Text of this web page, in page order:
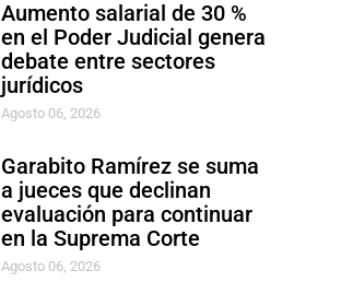
Aumento salarial de 30 %
en el Poder Judicial genera
debate entre sectores
jurídicos
Agosto 06, 2026
Garabito Ramírez se suma
a jueces que declinan
evaluación para continuar
en la Suprema Corte
Agosto 06, 2026